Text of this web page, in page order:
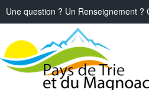
Une question ? Un Renseignement ?